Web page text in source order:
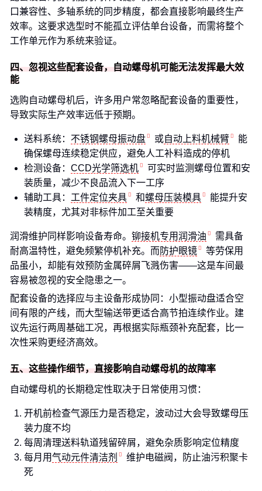
口兼容性、多轴系统的同步精度，都会直接影响最终生产
效率。这要求选型时不能孤立评估单台设备，而需将整个
工作单元作为系统来验证。
四、忽视这些配套设备，自动螺母机可能无法发挥最大效
能
选购自动螺母机后，许多用户常忽略配套设备的重要性，
导致实际生产效率远低于预期。
送料系统： 不锈钢螺母振动盘 或自动上料机械臂
能
确保螺母连续稳定供应，避免人工补料造成的停机
检测设备： CCD光学筛选机
可实时监测螺母位置和安
装质量，减少不良品流入下一工序
辅助工具： 工件定位夹具 和螺母压装模具
能提升安
装精度，尤其对非标件加工至关重要
润滑维护同样影响设备寿命。 铆接机专用润滑油
需具备
耐高温特性，避免频繁停机补充。而 防护眼镜
等劳保用
品虽小，却能有效预防金属碎屑飞溅伤害——这是车间最
容易被忽视的安全隐患之一。
配套设备的选择应与主设备形成协同：小型振动盘适合空
间有限的产线，而大型输送带更适合高节拍连续作业。建
议先运行两周基础工况，再根据实际瓶颈补充配套，比一
次性采购更经济高效。
五、这些操作细节，直接影响自动螺母机的故障率
自动螺母机的长期稳定性取决于日常使用习惯：
开机前检查气源压力是否稳定，波动过大会导致螺母压
装力度不均
每周清理送料轨道残留碎屑，避免杂质影响定位精度
每月用气动元件清洁剂
维护电磁阀，防止油污积聚卡
死